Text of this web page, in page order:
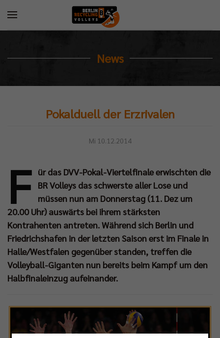
News
Pokalduell der Erzrivalen
Mi 10.12.2014
F ür das DVV-Pokal-Viertelfinale erwischten die
BR Volleys das schwerste aller Lose und
müssen nun am Donnerstag (11. Dez um
20.00 Uhr) auswärts bei ihrem stärksten
Kontrahenten antreten. Während sich Berlin und
Friedrichshafen in der letzten Saison erst im Finale in
Halle/Westfalen gegenüber standen, treffen die
Volleyball-Giganten nun bereits beim Kampf um den
Halbfinaleinzug aufeinander.